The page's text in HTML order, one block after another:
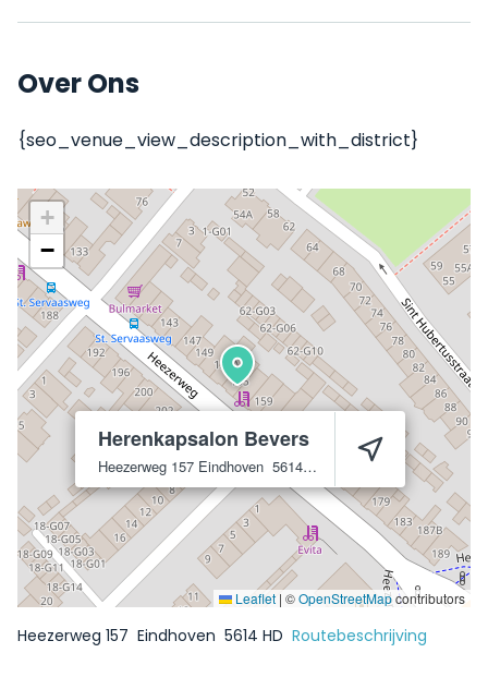
Over Ons
{seo_venue_view_description_with_district}
Herenkapsalon Bevers
Heezerweg 157 Eindhoven 5614 HD
+
−
Leaflet | ©OpenStreetMapcontributors
Heezerweg 157 Eindhoven 5614 HD Routebeschrijving